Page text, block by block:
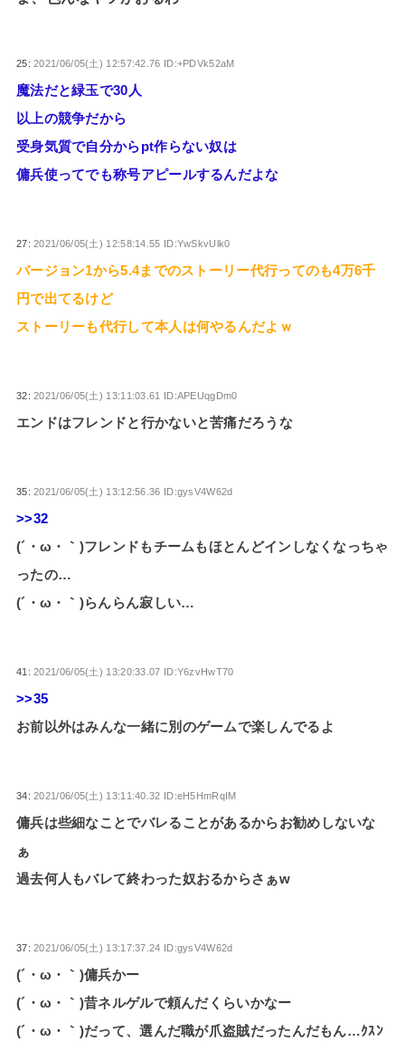
25:2021/06/05(土) 12:57:42.76 ID:+PDVk52aM
魔法だと緑玉で30人
以上の競争だから
受身気質で自分からpt作らない奴は
傭兵使ってでも称号アピールするんだよな
27:2021/06/05(土) 12:58:14.55 ID:YwSkvUlk0
バージョン1から5.4までのストーリー代行ってのも4万6千
円で出てるけど
ストーリーも代行して本人は何やるんだよｗ
32:2021/06/05(土) 13:11:03.61 ID:APEUqgDm0
エンドはフレンドと行かないと苦痛だろうな
35:2021/06/05(土) 13:12:56.36 ID:gysV4W62d
>>32
(´・ω・｀)フレンドもチームもほとんどインしなくなっちゃ
ったの…
(´・ω・｀)らんらん寂しい…
41:2021/06/05(土) 13:20:33.07 ID:Y6zvHwT70
>>35
お前以外はみんな一緒に別のゲームで楽しんでるよ
34:2021/06/05(土) 13:11:40.32 ID:eH5HmRqIM
傭兵は些細なことでバレることがあるからお勧めしないな
ぁ
過去何人もバレて終わった奴おるからさぁw
37:2021/06/05(土) 13:17:37.24 ID:gysV4W62d
(´・ω・｀)傭兵かー
(´・ω・｀)昔ネルゲルで頼んだくらいかなー
(´・ω・｀)だって、選んだ職が爪盗賊だったんだもん…ｸｽﾝ